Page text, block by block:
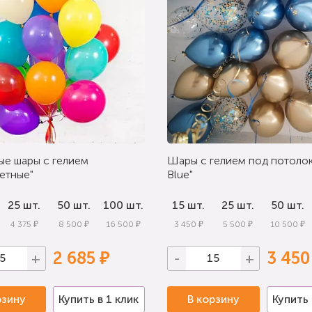
шары с гелием
25 шт.
4 375 ₽
50 шт.
8 500 ₽
100 шт.
16 500 ₽
+ 2 685 ₽
Купить в 1 клик
Шары с гелием под
Blue"
15 шт.
3 450 ₽
25 шт.
5 500 ₽
50 шт.
10 500 ₽
- + 3
В корзину Купить